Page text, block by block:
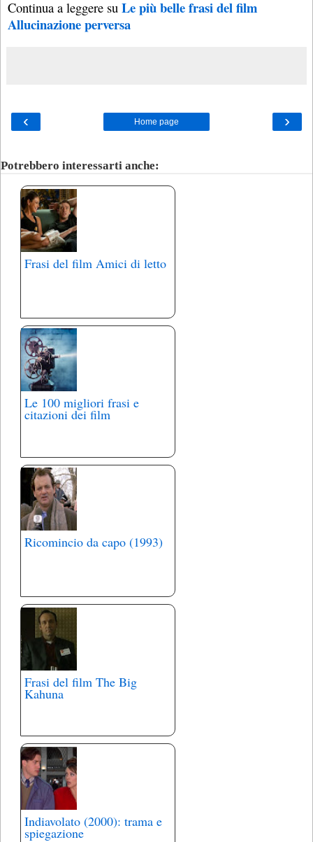
Continua a leggere su Le più belle frasi del film
Allucinazione perversa
‹ ›
Home page
Potrebbero interessarti anche:
Frasi del film Amici di letto
Le 100 migliori frasi e
citazioni dei film
Ricomincio da capo (1993)
Frasi del film The Big
Kahuna
Indiavolato (2000): trama e
spiegazione